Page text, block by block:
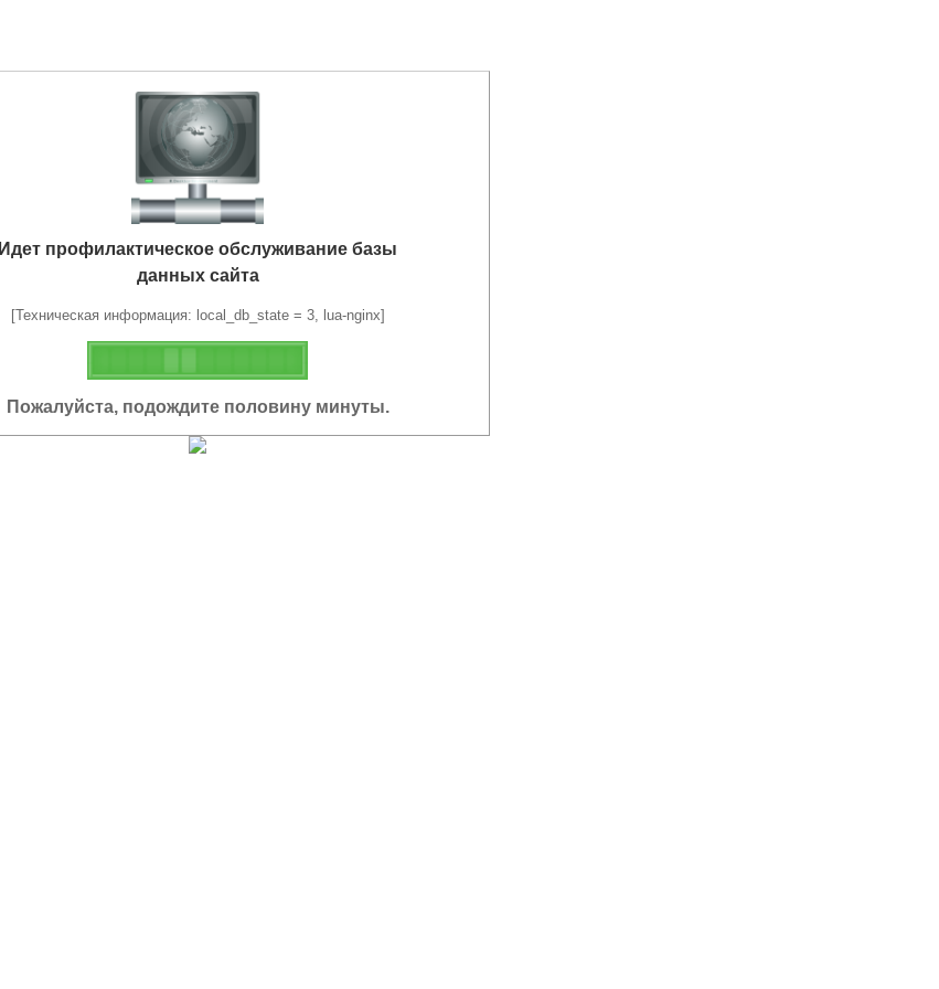
Идет профилактическое обслуживание базы
данных сайта
[Техническая информация: local_db_state = 3, lua-nginx]
Пожалуйста, подождите половину минуты.